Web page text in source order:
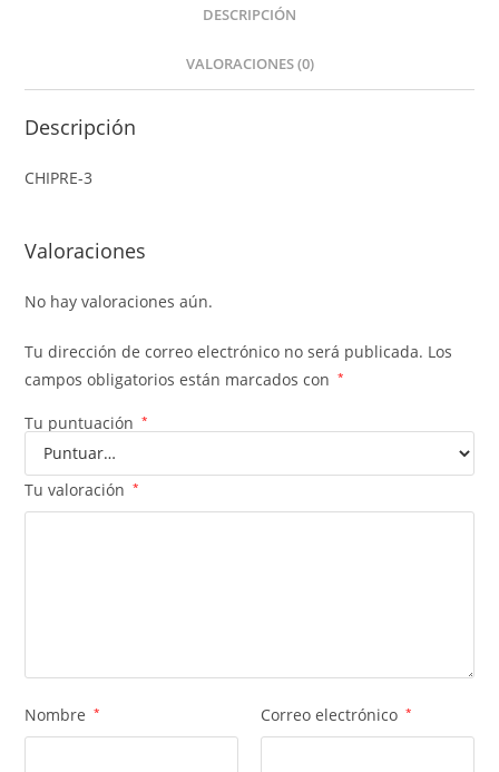
DESCRIPCIÓN
VALORACIONES (0)
Descripción
CHIPRE-3
Valoraciones
No hay valoraciones aún.
Tu dirección de correo electrónico no será publicada. Los
campos obligatorios están marcados con
*
Tu puntuación *
Tu valoración *
Nombre * Correo electrónico *